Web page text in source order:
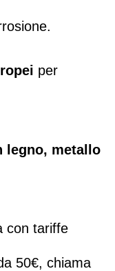
per
legno, metallo
con tariffe
50€, chiama